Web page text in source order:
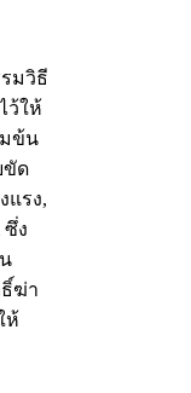
มวิธี
ว้ให้
ข้น
ขัด
แรง,
ซึ่ง
ฆ่า
ห้